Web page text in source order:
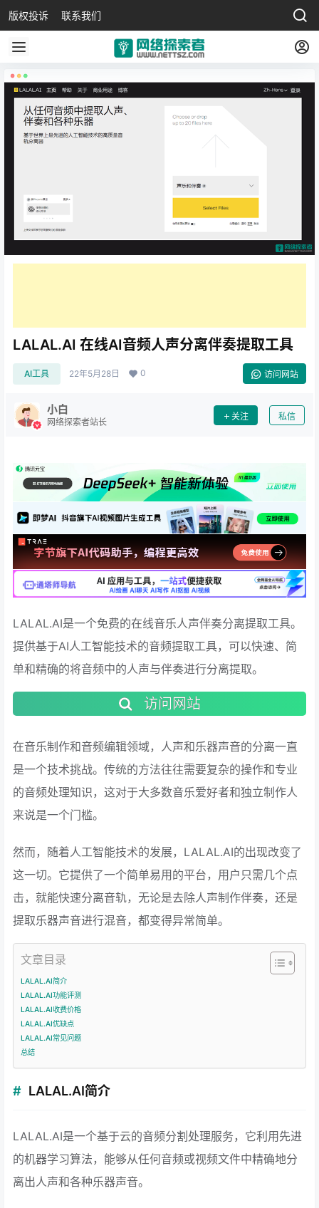
版权投诉 联系我们
LALAL.AI 在线AI音频人声分离伴奏提取工具
AI工具 22年5月28日 0 访问网站
小白
网络探索者站长
关注 私信
LALAL.AI是一个免费的在线音乐人声伴奏分离提取工具。
提供基于AI人工智能技术的音频提取工具，可以快速、简
单和精确的将音频中的人声与伴奏进行分离提取。
访问网站
在音乐制作和音频编辑领域，人声和乐器声音的分离一直
是一个技术挑战。传统的方法往往需要复杂的操作和专业
的音频处理知识，这对于大多数音乐爱好者和独立制作人
来说是一个门槛。
然而，随着人工智能技术的发展，LALAL.AI的出现改变了
这一切。它提供了一个简单易用的平台，用户只需几个点
击，就能快速分离音轨，无论是去除人声制作伴奏，还是
提取乐器声音进行混音，都变得异常简单。
文章目录
LALAL.AI简介
LALAL.AI功能评测
LALAL.AI收费价格
LALAL.AI优缺点
LALAL.AI常见问题
总结
LALAL.AI简介
LALAL.AI是一个基于云的音频分割处理服务，它利用先进
的机器学习算法，能够从任何音频或视频文件中精确地分
离出人声和各种乐器声音。